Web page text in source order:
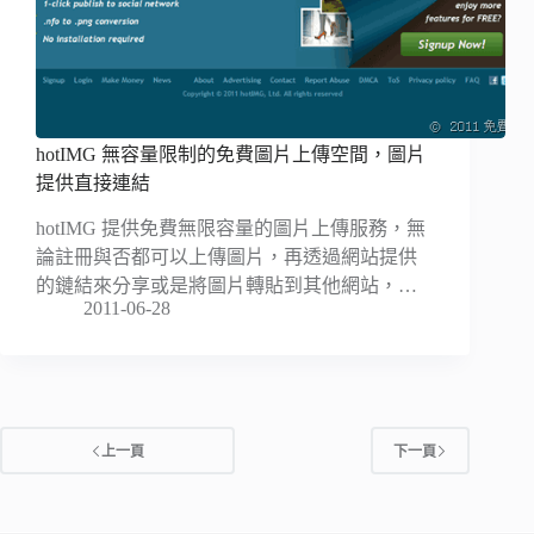
hotIMG 無容量限制的免費圖片上傳空間，圖片
提供直接連結
hotIMG 提供免費無限容量的圖片上傳服務，無
論註冊與否都可以上傳圖片，再透過網站提供
的鏈結來分享或是將圖片轉貼到其他網站，…
2011-06-28
上一頁 下一頁